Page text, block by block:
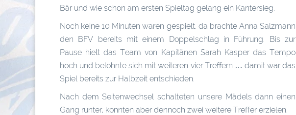
Bär und wie schon am ersten Spieltag gelang ein Kantersieg.
Noch keine 10 Minuten waren gespielt, da brachte Anna Salzmann
den BFV bereits mit einem Doppelschlag in Führung. Bis zur
Pause hielt das Team von Kapitänen Sarah Kasper das Tempo
hoch und belohnte sich mit weiteren vier Treffern … damit war das
Spiel bereits zur Halbzeit entschieden.
Nach dem Seitenwechsel schalteten unsere Mädels dann einen
Gang runter, konnten aber dennoch zwei weitere Treffer erzielen.